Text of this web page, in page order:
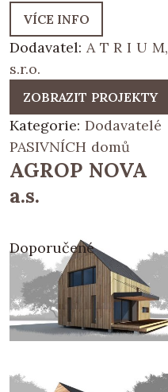
VÍCE INFO
Dodavatel: A T R I U M,
s.r.o.
ZOBRAZIT PROJEKTY
Kategorie: Dodavatelé
PASIVNÍCH domů
AGROP NOVA
a.s.
Doporučené